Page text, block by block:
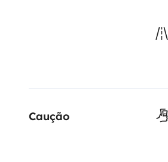
Caução